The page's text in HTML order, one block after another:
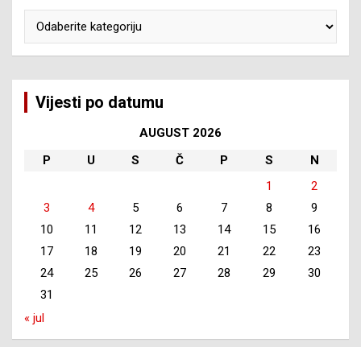
Vijesti po datumu
AUGUST 2026
P
U S Č P S
N
1
2
3
4 5 6 7 8
9
10
11 12 13 14 15
16
17
18 19 20 21 22
23
24
25 26 27 28 29
30
31
« jul